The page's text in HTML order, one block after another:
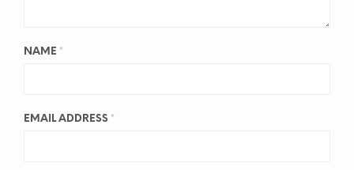
NAME *
EMAIL ADDRESS *